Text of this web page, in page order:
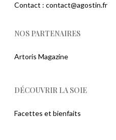
Contact : contact@agostin.fr
NOS PARTENAIRES
Artoris Magazine
DÉCOUVRIR LA SOIE
Facettes et bienfaits